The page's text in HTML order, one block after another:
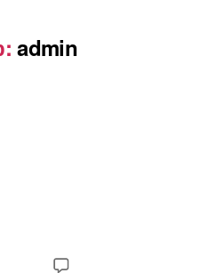
admin